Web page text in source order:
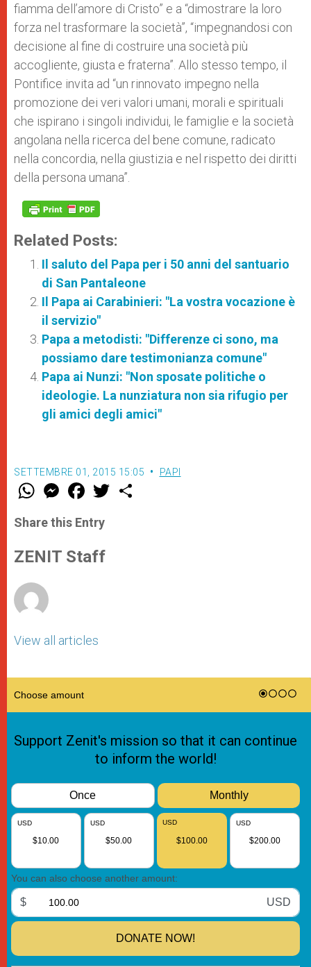
fiamma dell’amore di Cristo” e a “dimostrare la loro
forza nel trasformare la società”, “impegnandosi con
decisione al fine di costruire una società più
accogliente, giusta e fraterna”. Allo stesso tempo, il
Pontifice invita ad “un rinnovato impegno nella
promozione dei veri valori umani, morali e spirituali
che ispirano i singoli individui, le famiglie e la società
angolana nella ricerca del bene comune, radicato
nella concordia, nella giustizia e nel rispetto dei diritti
della persona umana”.
Related Posts:
Il saluto del Papa per i 50 anni del santuario
di San Pantaleone
Il Papa ai Carabinieri: "La vostra vocazione è
il servizio"
Papa a metodisti: "Differenze ci sono, ma
possiamo dare testimonianza comune"
Papa ai Nunzi: "Non sposate politiche o
ideologie. La nunziatura non sia rifugio per
gli amici degli amici"
SETTEMBRE 01, 2015 15:05 PAPI
W
t
s
p
p
M
e
s
e
g
e
F
a
e
b
o
k
w
Share this Entry
ZENIT Staff
View all articles